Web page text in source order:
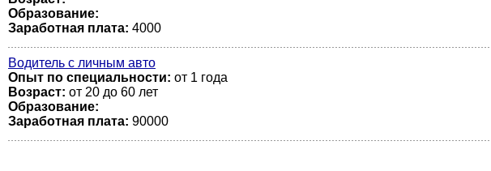
Образование:
Заработная плата: 4000
Водитель с личным авто
Опыт по специальности: от 1 года
Возраст: от 20 до 60 лет
Образование:
Заработная плата: 90000